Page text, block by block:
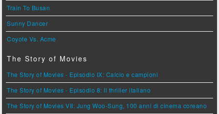
Train To Busan
Sunny Dancer
Coyote Vs. Acme
The Story of Movies
The Story of Movies - Episodio IX: Calcio e campioni
The Story of Movies - Episodio 8: Il thriller italiano
The Story of Movies VII: Jung Woo-Sung, 100 anni di cinema coreano